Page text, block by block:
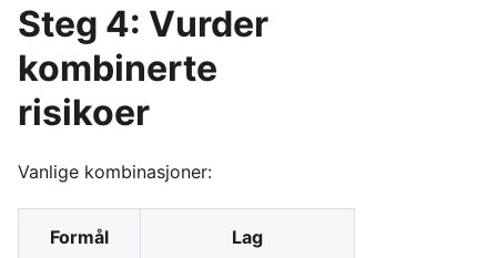
Steg 4: Vurder
kombinerte
risikoer
Vanlige kombinasjoner:
Formål Lag